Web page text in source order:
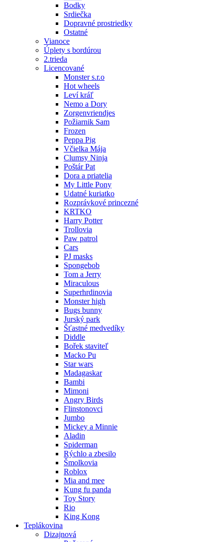
Bodky
Srdiečka
Dopravné prostriedky
Ostatné
Vianoce
Úplety s bordúrou
2.trieda
Licencované
Monster s.r.o
Hot wheels
Leví kráľ
Nemo a Dory
Zorgenvriendjes
Požiarnik Sam
Frozen
Peppa Pig
Včielka Mája
Clumsy Ninja
Poštár Pat
Dora a priatelia
My Little Pony
Udatné kuriatko
Rozprávkové princezné
KRTKO
Harry Potter
Trollovia
Paw patrol
Cars
PJ masks
Spongebob
Tom a Jerry
Miraculous
Superhrdinovia
Monster high
Bugs bunny
Jurský park
Šťastné medvedíky
Diddle
Bořek staviteľ
Macko Pu
Star wars
Madagaskar
Bambi
Mimoni
Angry Birds
Flinstonovci
Jumbo
Mickey a Minnie
Aladin
Spiderman
Rýchlo a zbesilo
Šmolkovia
Roblox
Mia and mee
Kung fu panda
Toy Story
Rio
King Kong
Teplákovina
Dizajnová